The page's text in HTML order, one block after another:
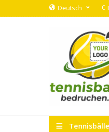
Deutsch €
Tennisbälle